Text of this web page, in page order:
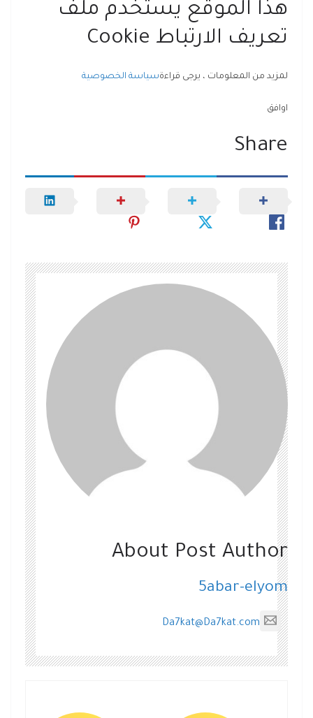
هذا الموقع يستخدم ملف
تعريف الارتباط Cookie
لمزيد من المعلومات ، يرجى قراءةسياسة الخصوصية
اوافق
Share
About Post Author
5abar-elyom
Da7kat@Da7kat.com